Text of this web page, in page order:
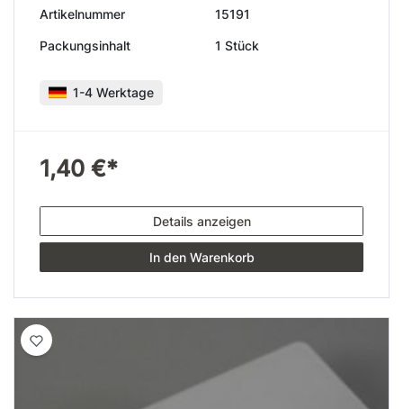
Artikelnummer 15191
Packungsinhalt 1 Stück
1-4 Werktage
1,40 €*
Details anzeigen
In den Warenkorb